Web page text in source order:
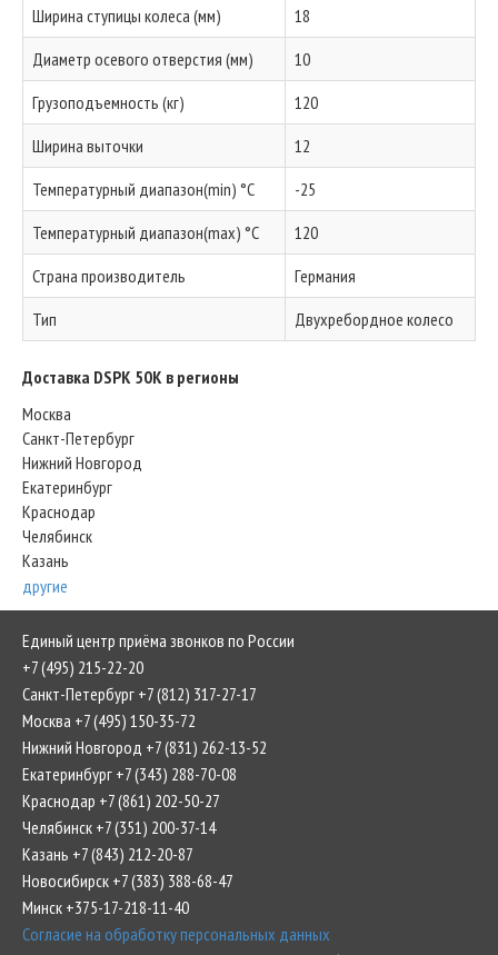
Ширина ступицы колеса (мм)
18
Диаметр осевого отверстия (мм)
10
Грузоподъемность (кг)
120
Ширина выточки
12
Температурный диапазон(min) °C
-25
Температурный диапазон(max) °C
120
Страна производитель
Германия
Тип
Двухребордное колесо
Доставка DSPK 50K в регионы
Москва
Санкт-Петербург
Нижний Новгород
Екатеринбург
Краснодар
Челябинск
Казань
другие
Единый центр приёма звонков по России
+7 (495) 215-22-20
Санкт-Петербург +7 (812) 317-27-17
Москва +7 (495) 150-35-72
Нижний Новгород +7 (831) 262-13-52
Екатеринбург +7 (343) 288-70-08
Краснодар +7 (861) 202-50-27
Челябинск +7 (351) 200-37-14
Казань +7 (843) 212-20-87
Новосибирск +7 (383) 388-68-47
Минск +375-17-218-11-40
Согласие на обработку персональных данных